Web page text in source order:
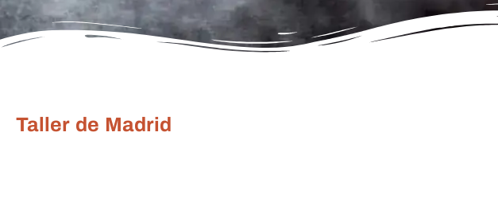
Taller de Madrid